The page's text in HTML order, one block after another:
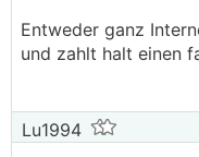
Also bleibt nur zu
bestellen, oder
Entweder ganz
und zahlt halt einen
Lu1994